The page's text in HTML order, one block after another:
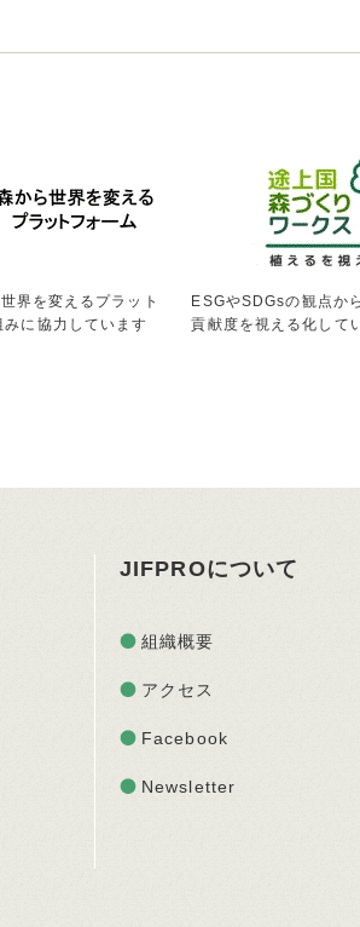
界を変えるプラット
に協力しています
ESGやSDGsの観点か
貢献度を視える化して
JIFPROについて
組織概要
アクセス
Facebook
Newsletter